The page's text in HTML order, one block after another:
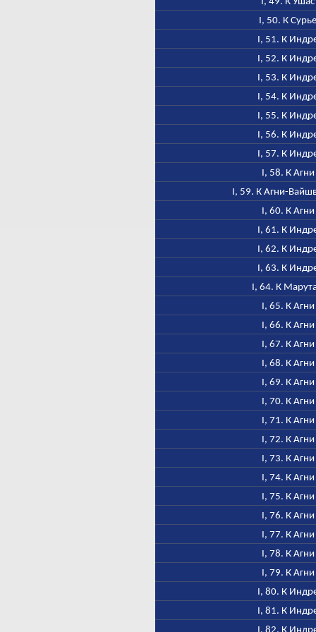
I, 50. К Сурье
I, 51. К
I, 52. К
I, 53. К
I, 54. К
I, 55. К
I, 56. К
I, 57. К
I, 58. К Агни
I, 59. К Агни-
I, 60. К Агни
I, 61. К
I, 62. К
I, 63. К
I, 64. К
I, 65. К Агни
I, 66. К Агни
I, 67. К Агни
I, 68. К Агни
I, 69. К Агни
I, 70. К Агни
I, 71. К Агни
I, 72. К Агни
I, 73. К Агни
I, 74. К Агни
I, 75. К Агни
I, 76. К Агни
I, 77. К Агни
I, 78. К Агни
I, 79. К Агни
I, 80. К
I, 81. К
I, 82. К